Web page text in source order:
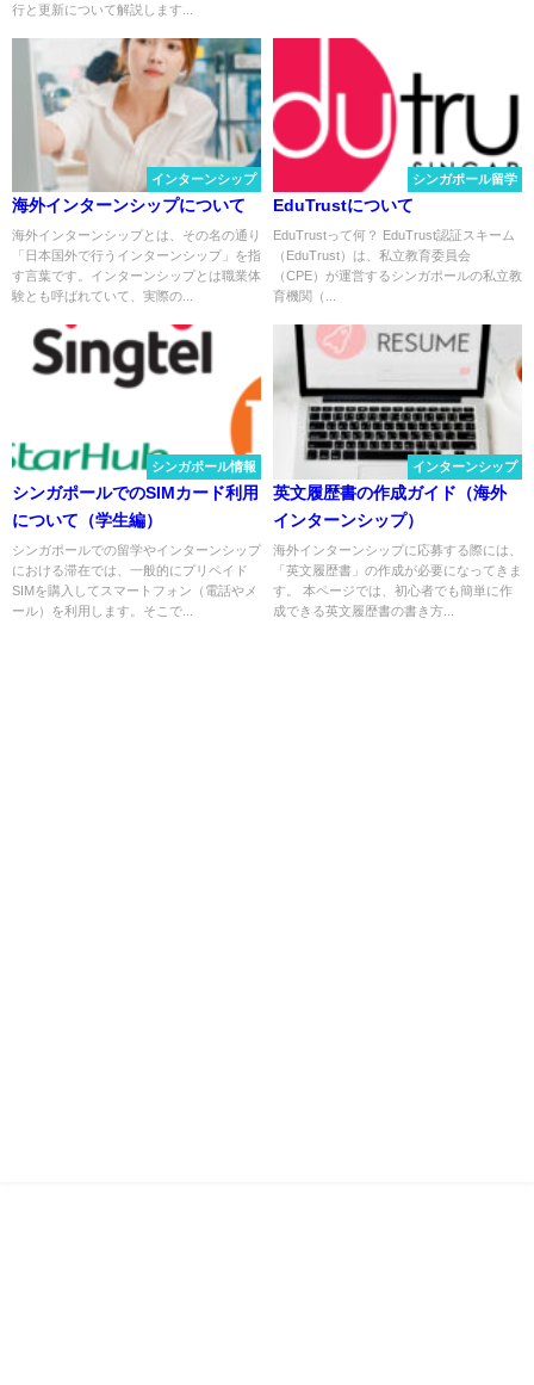
行と更新について解説します...
インターンシップ
海外インターンシップについて
海外インターンシップとは、その名の通り
「日本国外で行うインターンシップ」を指
す言葉です。インターンシップとは職業体
験とも呼ばれていて、実際の...
シンガポール留学
EduTrustについて
EduTrustって何？ EduTrust認証スキーム
（EduTrust）は、私立教育委員会
（CPE）が運営するシンガポールの私立教
育機関（...
シンガポール情報
シンガポールでのSIMカード利用
について（学生編）
シンガポールでの留学やインターンシップ
における滞在では、一般的にプリペイド
SIMを購入してスマートフォン（電話やメ
ール）を利用します。そこで...
インターンシップ
英文履歴書の作成ガイド（海外
インターンシップ）
海外インターンシップに応募する際には、
「英文履歴書」の作成が必要になってきま
す。 本ページでは、初心者でも簡単に作
成できる英文履歴書の書き方...